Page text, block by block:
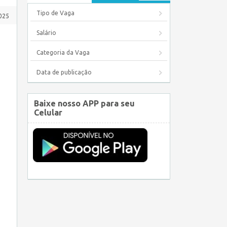
Tipo de Vaga
Salário
Categoria da Vaga
Data de publicação
Baixe nosso APP para seu
Celular